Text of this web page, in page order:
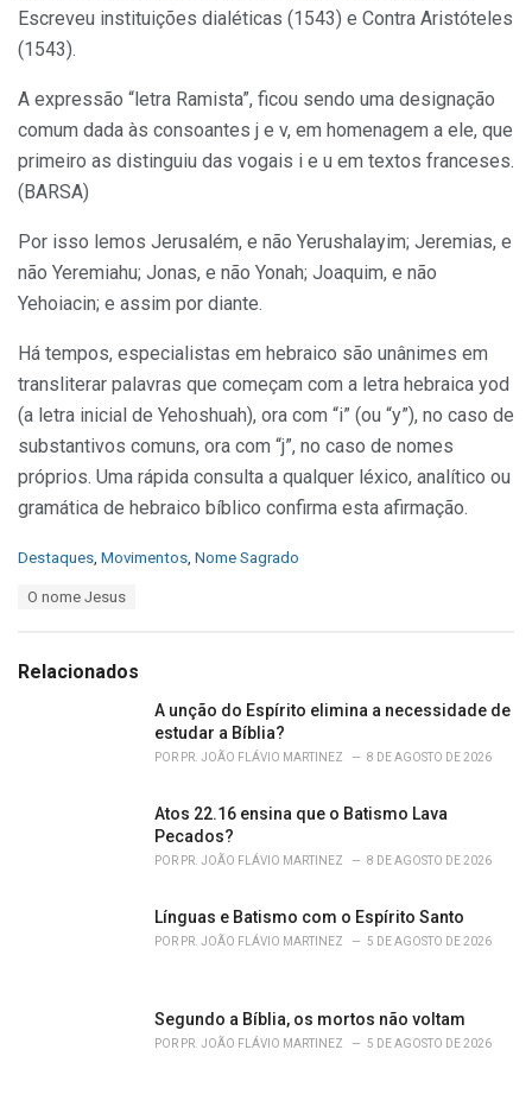
Escreveu instituições dialéticas (1543) e Contra Aristóteles
(1543).
A expressão “letra Ramista”, ficou sendo uma designação
comum dada às consoantes j e v, em homenagem a ele, que
primeiro as distinguiu das vogais i e u em textos franceses.
(BARSA)
Por isso lemos Jerusalém, e não Yerushalayim; Jeremias, e
não Yeremiahu; Jonas, e não Yonah; Joaquim, e não
Yehoiacin; e assim por diante.
Há tempos, especialistas em hebraico são unânimes em
transliterar palavras que começam com a letra hebraica yod
(a letra inicial de Yehoshuah), ora com “i” (ou “y”), no caso de
substantivos comuns, ora com “j”, no caso de nomes
próprios. Uma rápida consulta a qualquer léxico, analítico ou
gramática de hebraico bíblico confirma esta afirmação.
C
o
r
Destaques Movimentos Nome Sagrado
:
O nome Jesus
Relacionados
A unção do Espírito elimina a necessidade de
estudar a Bíblia?
POR PR. JOÃO FLÁVIO MARTINEZ 8 DE AGOSTO DE 2026
Atos 22.16 ensina que o Batismo Lava
Pecados?
POR PR. JOÃO FLÁVIO MARTINEZ 8 DE AGOSTO DE 2026
Línguas e Batismo com o Espírito Santo
POR PR. JOÃO FLÁVIO MARTINEZ 5 DE AGOSTO DE 2026
Segundo a Bíblia, os mortos não voltam
POR PR. JOÃO FLÁVIO MARTINEZ 5 DE AGOSTO DE 2026